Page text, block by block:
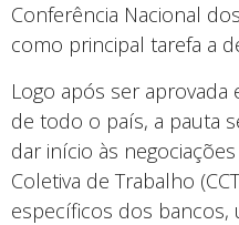
Conferência Nacional
como principal tarefa a
Logo após ser
de todo o país, a pauta
dar início às
Coletiva de Trabalho
específicos dos bancos,